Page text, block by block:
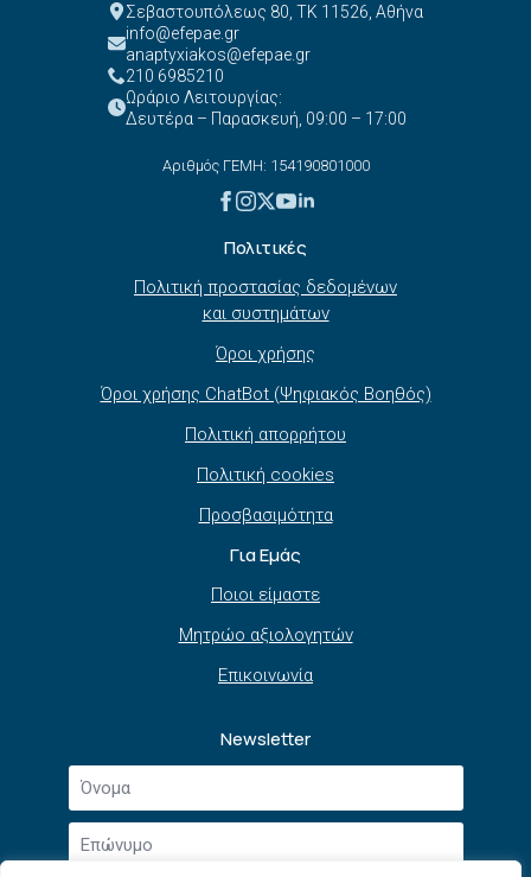
Σεβαστουπόλεως 80, ΤΚ 11526, Αθήνα
info@efepae.gr
anaptyxiakos@efepae.gr
210 6985210
Ωράριο Λειτουργίας:
Δευτέρα – Παρασκευή, 09:00 – 17:00
Αριθμός ΓΕΜΗ: 154190801000
Πολιτικές
Πολιτική προστασίας δεδομένων
και συστημάτων
Όροι χρήσης
Όροι χρήσης ChatBot (Ψηφιακός Βοηθός)
Πολιτική απορρήτου
Πολιτική cookies
Προσβασιμότητα
Για Εμάς
Ποιοι είμαστε
Μητρώο αξιολογητών
Επικοινωνία
Newsletter
Όνομα
Επώνυμο